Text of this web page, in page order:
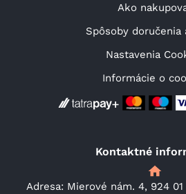
Ako
Spôsoby doručenia
Nastavenia
Informácie o
Kontaktné
Adresa: Mierové nám. 4, 924